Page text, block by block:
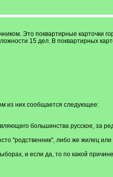
Это поквартирные карточки
15 дел. В поквартирных
из них сообщается следующее:
большинства русское, за
"родственник", либо же жилец
и если да, то по какой